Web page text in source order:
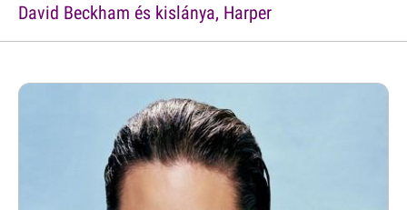
David Beckham és kislánya, Harper